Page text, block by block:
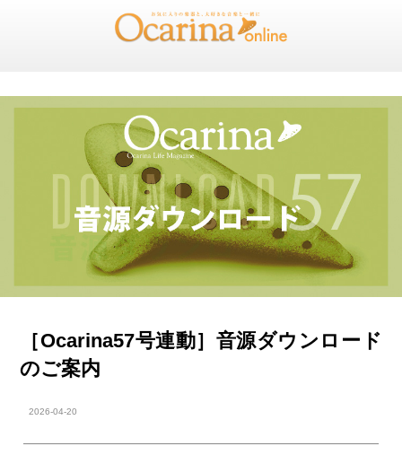
［Ocarina57号連動］音源ダウンロード
のご案内
2026-04-20